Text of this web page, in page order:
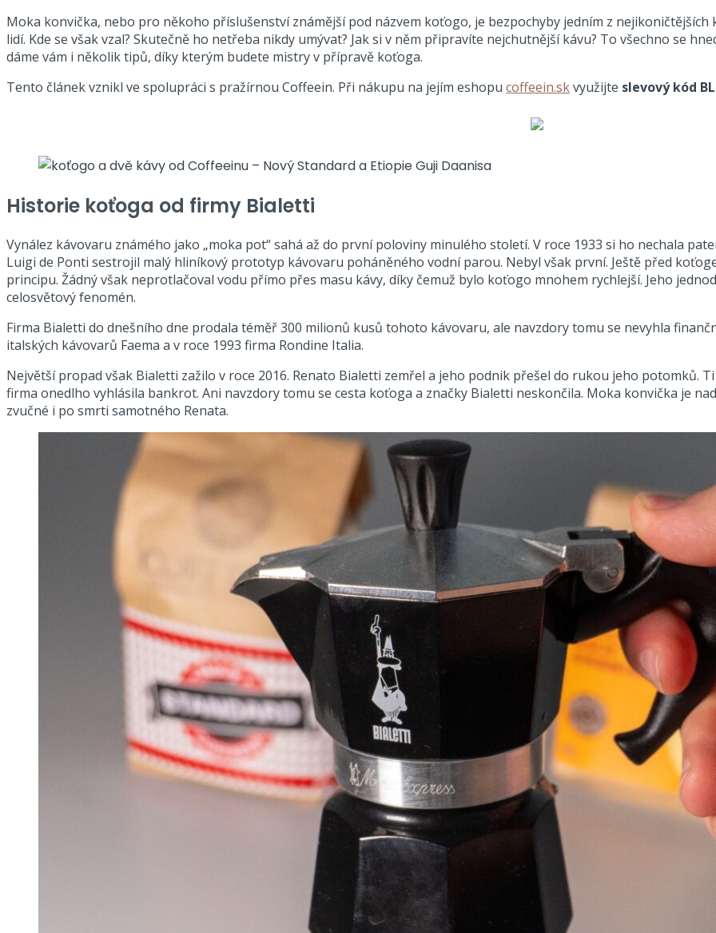
Moka konvička, nebo pro někoho příslušenství známější pod názvem koťogo, je bezpochyby jedním z
lidí. Kde se však vzal? Skutečně ho netřeba nikdy umývat? Jak si v něm připravíte nejchutnější kávu? To všechno se
dáme vám i několik tipů, díky kterým budete mistry v přípravě koťoga.
Tento článek vznikl ve spolupráci s pražírnou Coffeein. Při nákupu na jejím eshopu coffeein.skvyužijte slevový kód
Historie koťoga od firmy Bialetti
Vynález kávovaru známého jako „moka pot“ sahá až do první poloviny minulého století. V roce 1933 si ho nechala
Luigi de Ponti sestrojil malý hliníkový prototyp kávovaru poháněného vodní parou. Nebyl však první. Ještě před
principu. Žádný však neprotlačoval vodu přímo přes masu kávy, díky čemuž bylo koťogo mnohem rychlejší. Jeho
celosvětový fenomén.
Firma Bialetti do dnešního dne prodala téměř 300 milionů kusů tohoto kávovaru, ale navzdory tomu se nevyhla
italských kávovarů Faema a v roce 1993 firma Rondine Italia.
Největší propad však Bialetti zažilo v roce 2016. Renato Bialetti zemřel a jeho podnik přešel do rukou jeho potomků.
firma onedlho vyhlásila bankrot. Ani navzdory tomu se cesta koťoga a značky Bialetti neskončila. Moka konvička je
zvučné i po smrti samotného Renata.